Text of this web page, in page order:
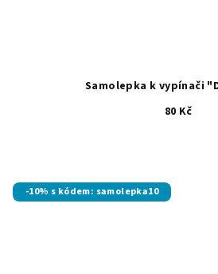
Samolepka k vypínači
80 Kč
-10% s kódem: samolepka10